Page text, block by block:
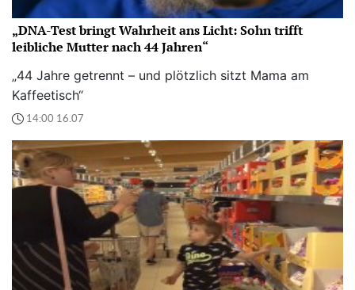
„DNA-Test bringt Wahrheit ans Licht: Sohn trifft
leibliche Mutter nach 44 Jahren“
„44 Jahre getrennt – und plötzlich sitzt Mama am
Kaffeetisch“
14:00 16.07